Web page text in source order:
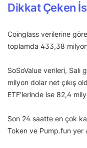
Dikkat Çeken
Coinglass verilerine
toplamda 433,38
SoSoValue verileri, Salı
milyon dolar net çıkış
ETF’lerinde ise 82,4
Son 24 saatte en çok
Token ve Pump.fun yer